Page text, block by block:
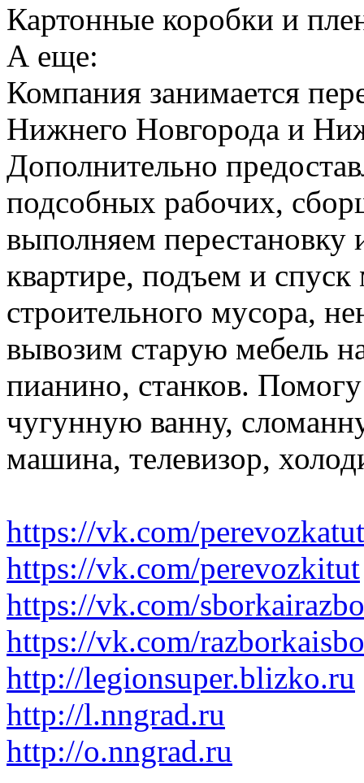
Картонные коробки и
А еще:
Компания занимается
Нижнего Новгорода и
Дополнительно
подсобных рабочих,
выполняем перестановку
квартире, подъем и спуск
строительного мусора,
вывозим старую мебель
пианино, станков.
чугунную ванну,
машина, телевизор,
https://vk.com/perevozkatut
https://vk.com/perevozkitut
https://vk.com/
https://vk.com/
http://legionsuper.blizko.ru
http://l.nngrad.ru
http://o.nngrad.ru